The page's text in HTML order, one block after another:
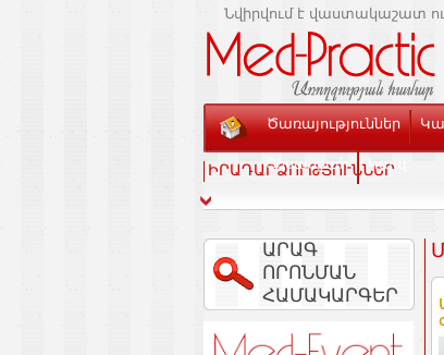
Նվիրվում է վաստակաշատ
Ծառայություններ
Տեսասրահ Կապ
ԻՐԱԴԱՐՁՈՒԹՅՈՒՆՆԵՐ
ԱՐԱԳ
ՈՐՈՆՄԱՆ
ՀԱՄԱԿԱՐԳԵՐ